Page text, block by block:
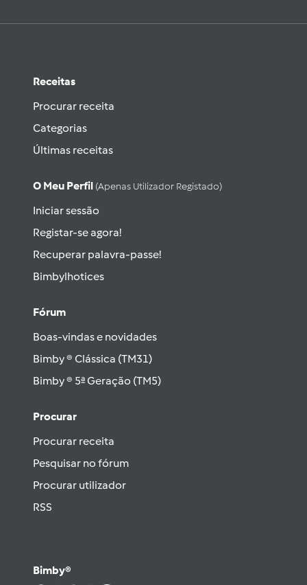
Receitas
Procurar receita
Categorias
Últimas receitas
O Meu Perfil (apenas Utilizador Registado)
Iniciar sessão
Registar-se agora!
Recuperar palavra-passe!
Bimbylhotices
Fórum
Boas-vindas e novidades
Bimby ® Clássica (TM31)
Bimby ® 5ª Geração (TM5)
Procurar
Procurar receita
Pesquisar no fórum
Procurar utilizador
RSS
Bimby®